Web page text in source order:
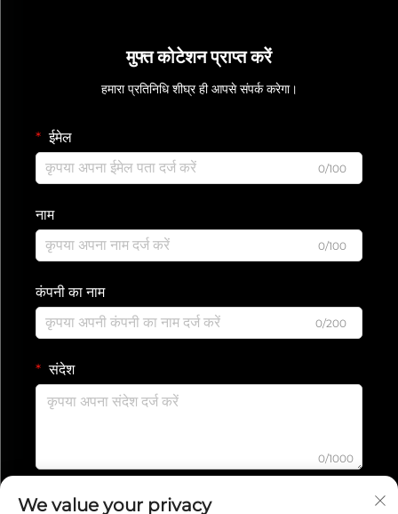
मुफ्त कोटेशन प्राप्त करें
हमारा प्रतिनिधि शीघ्र ही आपसे संपर्क करेगा।
ईमेल
0/100
नाम
0/100
कंपनी का नाम
0/200
संदेश
0/1000
We value your privacy